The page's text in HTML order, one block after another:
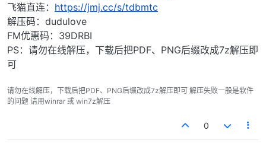
飞猫直连： https://jmj.cc/s/tdbmtc
解压码：dudulove
FM优惠码：39DRBI
PS：请勿在线解压，下载后把PDF、PNG后缀改成7z解压即
可
请勿在线解压，下载后把PDF、PNG后缀改成7z解压即可 解压失败一般是软件
的问题 请用winrar 或 win7z解压
0